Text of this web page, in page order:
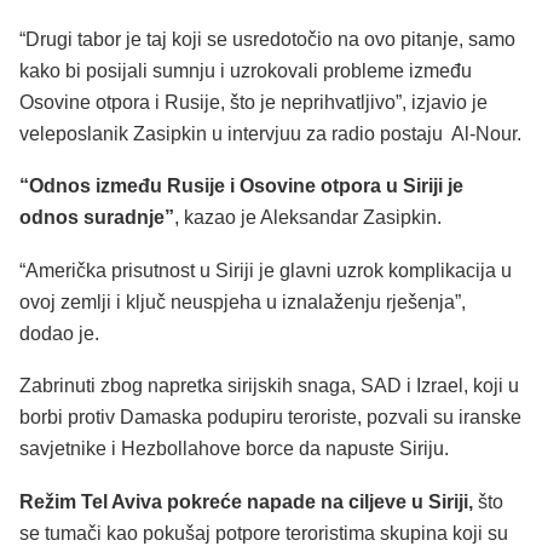
“Drugi tabor je taj koji se usredotočio na ovo pitanje, samo
kako bi posijali sumnju i uzrokovali probleme između
Osovine otpora i Rusije, što je neprihvatljivo”, izjavio je
veleposlanik Zasipkin u intervjuu za radio postaju Al-Nour.
“Odnos između Rusije i Osovine otpora u Siriji je
odnos suradnje”, kazao je Aleksandar Zasipkin.
“Američka prisutnost u Siriji je glavni uzrok komplikacija u
ovoj zemlji i ključ neuspjeha u iznalaženju rješenja”,
dodao je.
Zabrinuti zbog napretka sirijskih snaga, SAD i Izrael, koji u
borbi protiv Damaska podupiru teroriste, pozvali su iranske
savjetnike i Hezbollahove borce da napuste Siriju.
Režim Tel Aviva pokreće napade na ciljeve u Siriji, što
se tumači kao pokušaj potpore teroristima skupina koji su